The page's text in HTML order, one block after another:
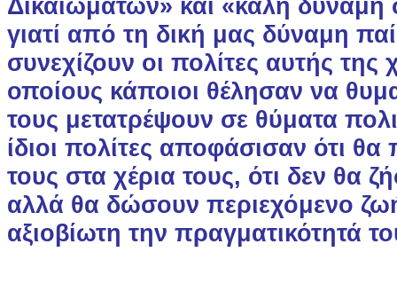
Δικαιωμάτων» και «καλή δύναμη
γιατί από τη δική μας δύναμη
συνεχίζουν οι πολίτες αυτής
οποίους κάποιοι θέλησαν να
τους μετατρέψουν σε θύματα
ίδιοι πολίτες αποφάσισαν ότι
τους στα χέρια τους, ότι δεν θα
αλλά θα δώσουν περιεχόμενο
αξιοβίωτη την πραγματικότητά